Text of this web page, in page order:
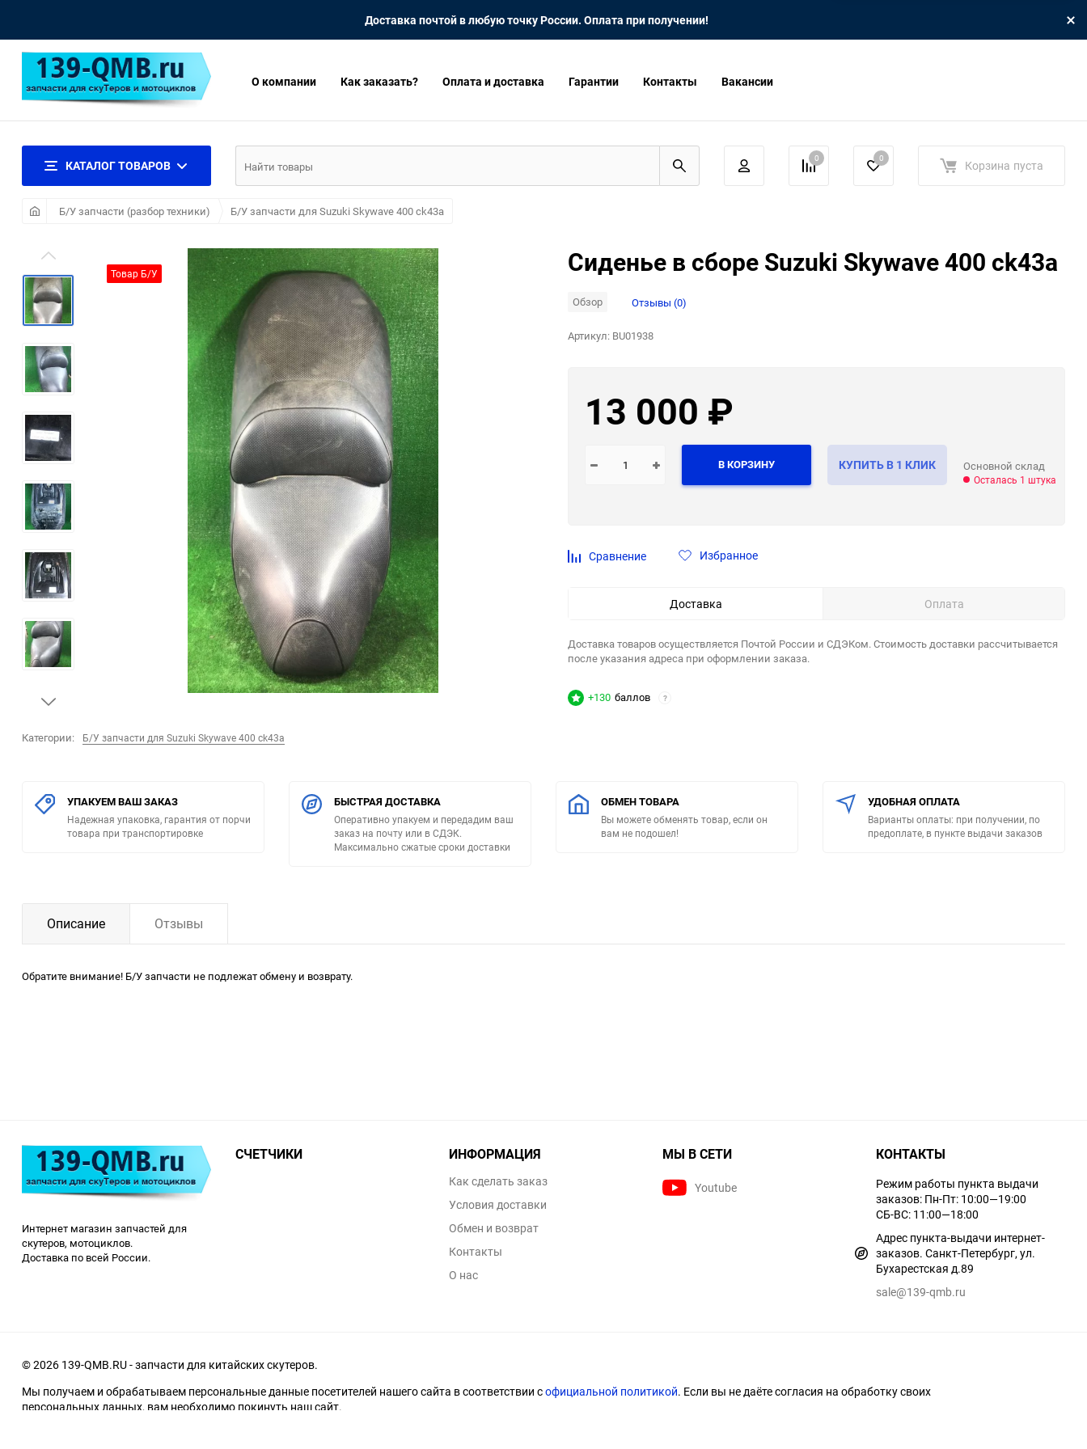
Доставка почтой в любую точку России. Оплата при получении!
О компании Как заказать? Оплата и доставка Гарантии Контакты Вакансии
КАТАЛОГ ТОВАРОВ 0 0 Корзина пуста
Б/У запчасти (разбор техники) Б/У запчасти для Suzuki Skywave 400 ck43a
Товар Б/У
Категории: Б/У запчасти для Suzuki Skywave 400 ck43a
Сиденье в сборе Suzuki Skywave 400 ck43a
Обзор Отзывы (0)
Артикул: BU01938
13 000 ₽
В КОРЗИНУ КУПИТЬ В 1 КЛИК Основной склад
Осталась 1 штука
Сравнение Избранное
Доставка Оплата
Доставка товаров осуществляется Почтой России и СДЭКом. Стоимость доставки рассчитывается
после указания адреса при оформлении заказа.
+130 баллов ?
УПАКУЕМ ВАШ ЗАКАЗ
Надежная упаковка, гарантия от порчи
товара при транспортировке
БЫСТРАЯ ДОСТАВКА
Оперативно упакуем и передадим ваш
заказ на почту или в СДЭК.
Максимально сжатые сроки доставки
ОБМЕН ТОВАРА
Вы можете обменять товар, если он
вам не подошел!
УДОБНАЯ ОПЛАТА
Варианты оплаты: при получении, по
предоплате, в пункте выдачи заказов
Описание Отзывы
Обратите внимание! Б/У запчасти не подлежат обмену и возврату.
Интернет магазин запчастей для
скутеров, мотоциклов.
Доставка по всей России.
СЧЕТЧИКИ ИНФОРМАЦИЯ
Как сделать заказ
Условия доставки
Обмен и возврат
Контакты
О нас
МЫ В СЕТИ
Youtube
КОНТАКТЫ
Режим работы пункта выдачи
заказов: Пн-Пт: 10:00—19:00
СБ-ВС: 11:00—18:00
Адрес пункта-выдачи интернет-
заказов. Санкт-Петербург, ул.
Бухарестская д.89
sale@139-qmb.ru
© 2026 139-QMB.RU - запчасти для китайских скутеров.
Мы получаем и обрабатываем персональные данные посетителей нашего сайта в соответствии софициальной политикой. Если вы не даёте согласия на обработку своих
персональных данных, вам необходимо покинуть наш сайт.